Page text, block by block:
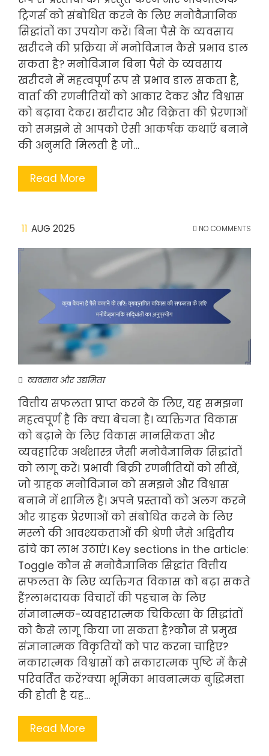
ट्रिगर्स को संबोधित करने के लिए मनोवैज्ञानिक
सिद्धांतों का उपयोग करें। बिना पैसे के व्यवसाय
खरीदने की प्रक्रिया में मनोविज्ञान कैसे प्रभाव डाल
सकता है? मनोविज्ञान बिना पैसे के व्यवसाय
खरीदने में महत्वपूर्ण रूप से प्रभाव डाल सकता है,
वार्ता की रणनीतियों को आकार देकर और विश्वास
को बढ़ावा देकर। खरीदार और विक्रेता की प्रेरणाओं
को समझने से आपको ऐसी आकर्षक कथाएँ बनाने
की अनुमति मिलती है जो…
Read More
11 AUG 2025 NO COMMENTS
व्यवसाय और उद्यमिता
वित्तीय सफलता प्राप्त करने के लिए, यह समझना
महत्वपूर्ण है कि क्या बेचना है। व्यक्तिगत विकास
को बढ़ाने के लिए विकास मानसिकता और
व्यवहारिक अर्थशास्त्र जैसी मनोवैज्ञानिक सिद्धांतों
को लागू करें। प्रभावी बिक्री रणनीतियों को सीखें,
जो ग्राहक मनोविज्ञान को समझने और विश्वास
बनाने में शामिल हैं। अपने प्रस्तावों को अलग करने
और ग्राहक प्रेरणाओं को संबोधित करने के लिए
मस्लो की आवश्यकताओं की श्रेणी जैसे अद्वितीय
ढांचे का लाभ उठाएं। Key sections in the article:
Toggle कौन से मनोवैज्ञानिक सिद्धांत वित्तीय
सफलता के लिए व्यक्तिगत विकास को बढ़ा सकते
हैं?लाभदायक विचारों की पहचान के लिए
संज्ञानात्मक-व्यवहारात्मक चिकित्सा के सिद्धांतों
को कैसे लागू किया जा सकता है?कौन से प्रमुख
संज्ञानात्मक विकृतियों को पार करना चाहिए?
नकारात्मक विश्वासों को सकारात्मक पुष्टि में कैसे
परिवर्तित करें?क्या भूमिका भावनात्मक बुद्धिमत्ता
की होती है यह…
Read More